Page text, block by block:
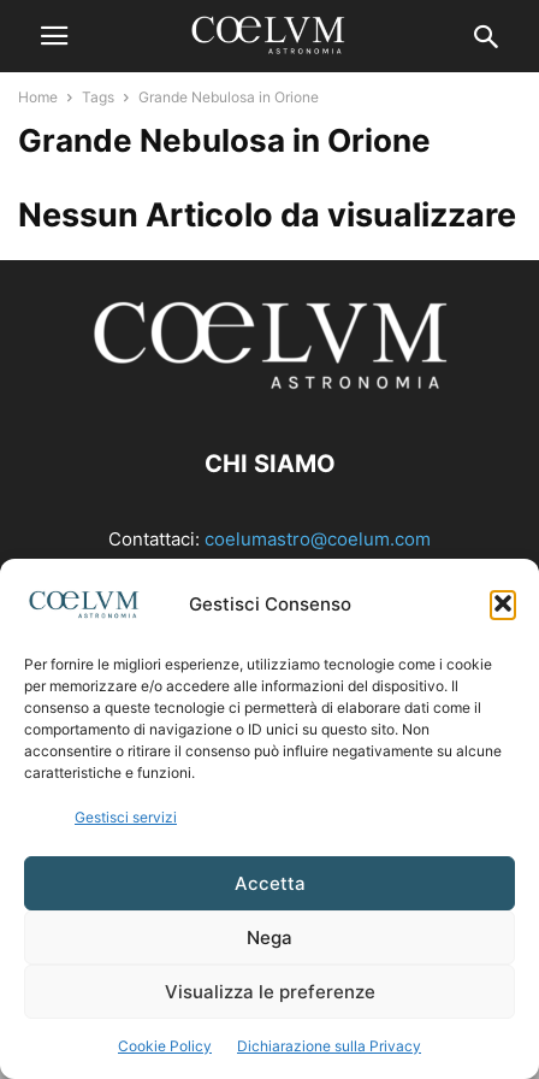
Gestisci Consenso
Per fornire le migliori esperienze, utilizziamo tecnologie come i cookie
per memorizzare e/o accedere alle informazioni del dispositivo. Il
consenso a queste tecnologie ci permetterà di elaborare dati come il
comportamento di navigazione o ID unici su questo sito. Non
acconsentire o ritirare il consenso può influire negativamente su alcune
caratteristiche e funzioni.
Gestisci servizi
Accetta
Nega
Visualizza le preferenze
Cookie Policy Dichiarazione sulla Privacy
Home Tags Grande Nebulosa in Orione
Grande Nebulosa in Orione
Nessun Articolo da visualizzare
CHI SIAMO
Contattaci: coelumastro@coelum.com
SEGUICI